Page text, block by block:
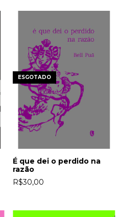
ESGOTADO
É que dei o perdido na
razão
R$30,00